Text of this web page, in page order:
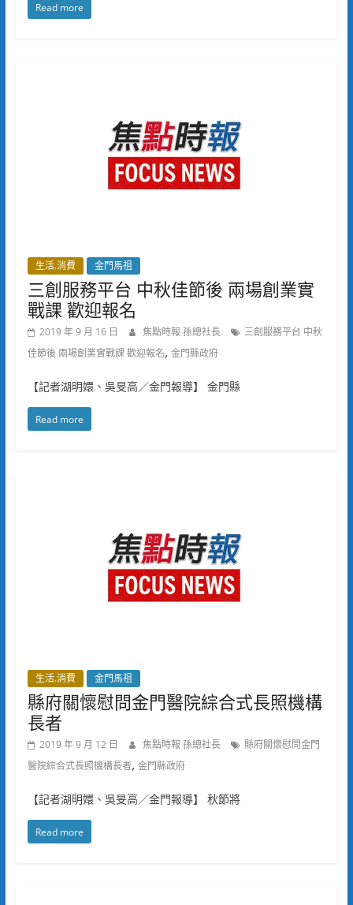
Read more
生活.消費 金門馬祖
三創服務平台 中秋佳節後 兩場創業實
戰課 歡迎報名
2019 年 9 月 16 日 焦點時報 孫總社長
三創服務平台 中秋
佳節後 兩場創業實戰課 歡迎報名, 金門縣政府
【記者湖明嬛、吳旻高／金門報導】 金門縣
Read more
生活.消費 金門馬祖
縣府關懷慰問金門醫院綜合式長照機構
長者
2019 年 9 月 12 日 焦點時報 孫總社長
縣府關懷慰問金門
醫院綜合式長照機構長者, 金門縣政府
【記者湖明嬛、吳旻高／金門報導】 秋節將
Read more